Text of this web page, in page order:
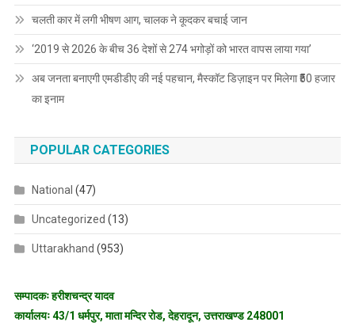
चलती कार में लगी भीषण आग, चालक ने कूदकर बचाई जान
‘2019 से 2026 के बीच 36 देशों से 274 भगोड़ों को भारत वापस लाया गया’
अब जनता बनाएगी एमडीडीए की नई पहचान, मैस्कॉट डिज़ाइन पर मिलेगा ₹50 हजार
का इनाम
POPULAR CATEGORIES
National (47)
Uncategorized (13)
Uttarakhand (953)
सम्पादकः हरीशचन्द्र यादव
कार्यालयः 43/1 धर्मपुर, माता मन्दिर रोड, देहरादून, उत्तराखण्ड 248001